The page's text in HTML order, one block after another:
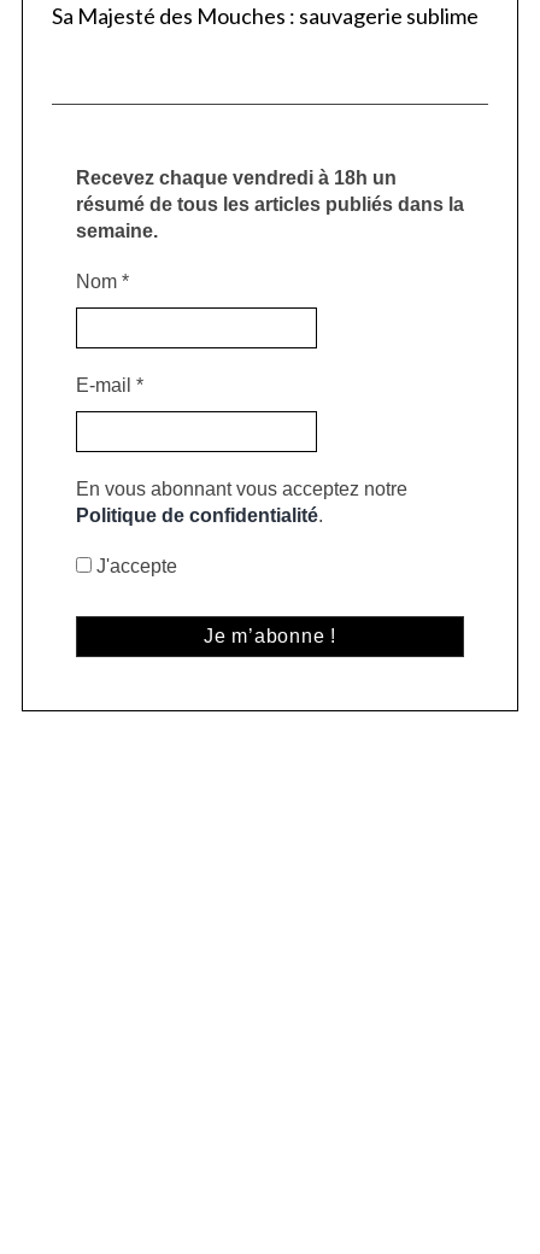
Sa Majesté des Mouches : sauvagerie sublime
Recevez chaque vendredi à 18h un
résumé de tous les articles publiés dans la
semaine.
Nom *
E-mail *
En vous abonnant vous acceptez notre
Politique de confidentialité.
J'accepte